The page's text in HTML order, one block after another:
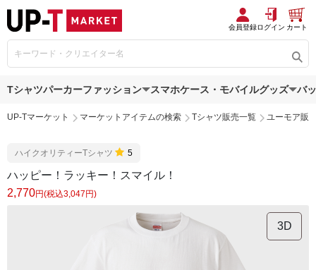
会員登録ログイン カート
Tシャツパーカーファッション スマホケース・モバイルグッズ バ
UP-Tマーケット マーケットアイテムの検索 Tシャツ販売一覧 ユーモア販
ハイクオリティーTシャツ 5
ハッピー！ラッキー！スマイル！
2,770円(税込3,047円)
3D